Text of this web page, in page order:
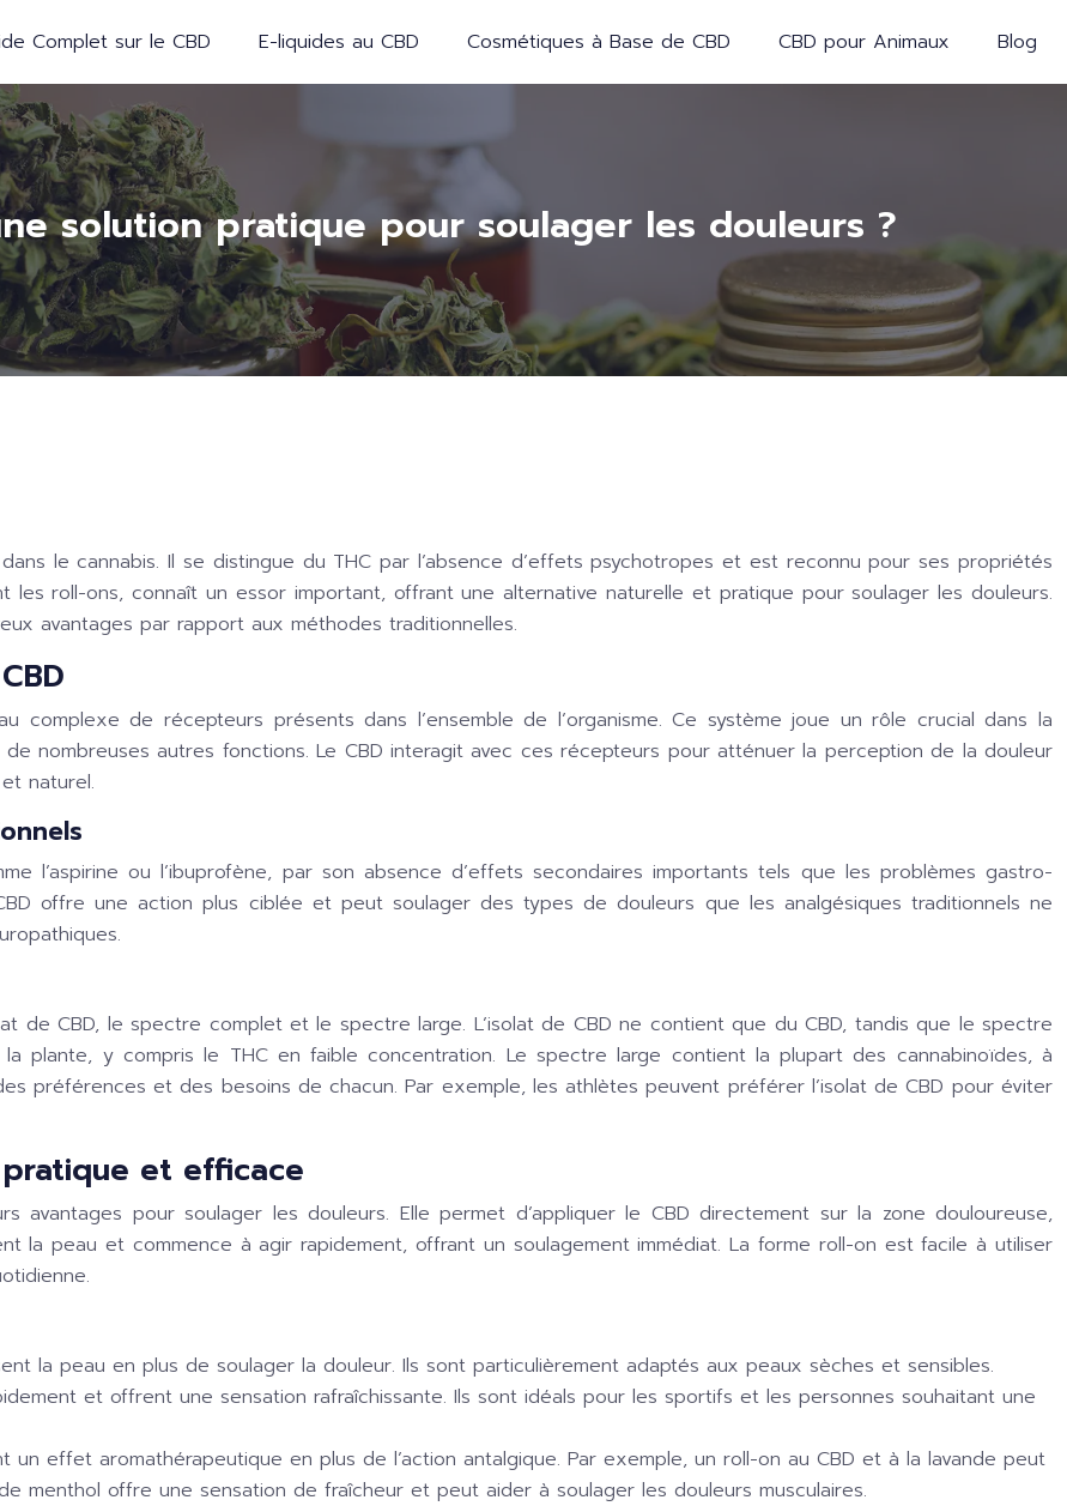
Complet sur le CBD E-liquides au CBD Cosmétiques à Base de CBD CBD pour Animaux Blog
solution pratique pour soulager les douleurs ?
le cannabis. Il se distingue du THC par l’absence d’effets psychotropes et est reconnu pour ses propriétés
les roll-ons, connaît un essor important, offrant une alternative naturelle et pratique pour soulager les douleurs.
avantages par rapport aux méthodes traditionnelles.
complexe de récepteurs présents dans l’ensemble de l’organisme. Ce système joue un rôle crucial dans la
de nombreuses autres fonctions. Le CBD interagit avec ces récepteurs pour atténuer la perception de la douleur
naturel.
l’aspirine ou l’ibuprofène, par son absence d’effets secondaires importants tels que les problèmes gastro-
offre une action plus ciblée et peut soulager des types de douleurs que les analgésiques traditionnels ne
de CBD, le spectre complet et le spectre large. L’isolat de CBD ne contient que du CBD, tandis que le spectre
plante, y compris le THC en faible concentration. Le spectre large contient la plupart des cannabinoïdes, à
préférences et des besoins de chacun. Par exemple, les athlètes peuvent préférer l’isolat de CBD pour éviter
et efficace
avantages pour soulager les douleurs. Elle permet d’appliquer le CBD directement sur la zone douloureuse,
la peau et commence à agir rapidement, offrant un soulagement immédiat. La forme roll-on est facile à utiliser
la peau en plus de soulager la douleur. Ils sont particulièrement adaptés aux peaux sèches et sensibles.
et offrent une sensation rafraîchissante. Ils sont idéals pour les sportifs et les personnes souhaitant une
un effet aromathérapeutique en plus de l’action antalgique. Par exemple, un roll-on au CBD et à la lavande peut
menthol offre une sensation de fraîcheur et peut aider à soulager les douleurs musculaires.